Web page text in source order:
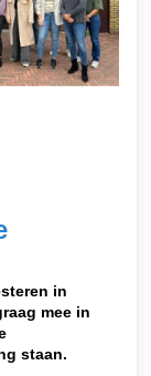
in
mee in
staan.